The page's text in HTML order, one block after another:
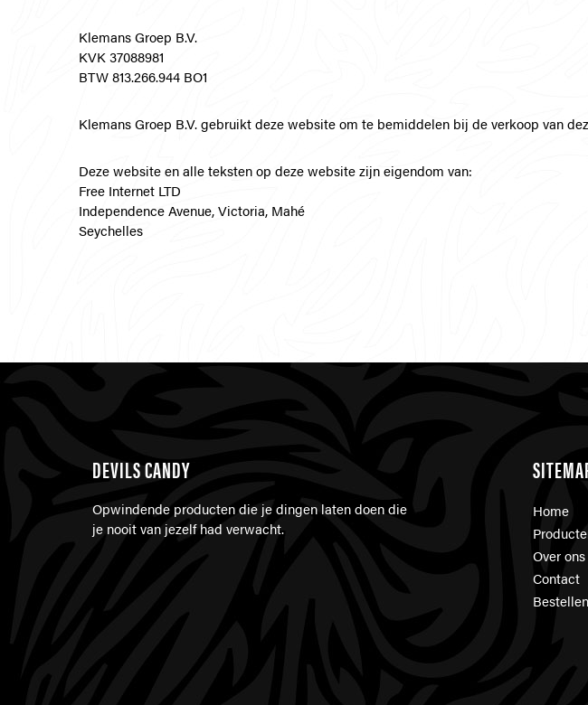
Klemans Groep B.V.
KVK 37088981
BTW 813.266.944 BO1
Klemans Groep B.V. gebruikt deze website om te bemiddelen bij de verkoop van
Deze website en alle teksten op deze website zijn eigendom van:
Free Internet LTD
Independence Avenue, Victoria, Mahé
Seychelles
DEVILS CANDY
Opwindende producten die je dingen laten doen die
je nooit van jezelf had verwacht.
Home
Over ons
Contact
Bestellen